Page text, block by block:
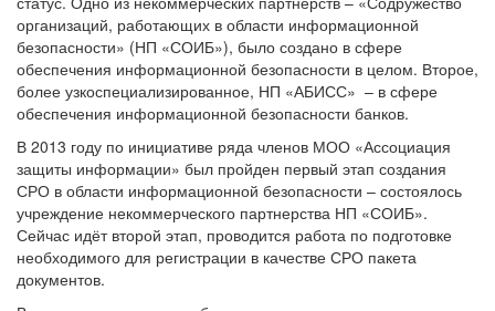
организаций, работающих в области информационной
безопасности» (НП «СОИБ»), было создано в сфере
обеспечения информационной безопасности в целом. Второе,
более узкоспециализированное, НП «АБИСС» – в сфере
обеспечения информационной безопасности банков.
В 2013 году по инициативе ряда членов МОО «Ассоциация
защиты информации» был пройден первый этап создания
СРО в области информационной безопасности – состоялось
учреждение некоммерческого партнерства НП «СОИБ».
Сейчас идёт второй этап, проводится работа по подготовке
необходимого для регистрации в качестве СРО пакета
документов.